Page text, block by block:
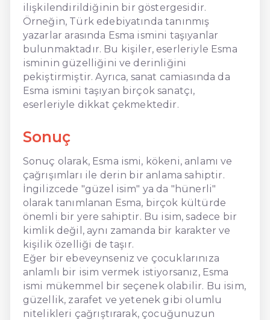
ilişkilendirildiğinin bir göstergesidir.
Örneğin, Türk edebiyatında tanınmış
yazarlar arasında Esma ismini taşıyanlar
bulunmaktadır. Bu kişiler, eserleriyle Esma
isminin güzelliğini ve derinliğini
pekiştirmiştir. Ayrıca, sanat camiasında da
Esma ismini taşıyan birçok sanatçı,
eserleriyle dikkat çekmektedir.
Sonuç
Sonuç olarak, Esma ismi, kökeni, anlamı ve
çağrışımları ile derin bir anlama sahiptir.
İngilizcede "güzel isim" ya da "hünerli"
olarak tanımlanan Esma, birçok kültürde
önemli bir yere sahiptir. Bu isim, sadece bir
kimlik değil, aynı zamanda bir karakter ve
kişilik özelliği de taşır.
Eğer bir ebeveynseniz ve çocuklarınıza
anlamlı bir isim vermek istiyorsanız, Esma
ismi mükemmel bir seçenek olabilir. Bu isim,
güzellik, zarafet ve yetenek gibi olumlu
nitelikleri çağrıştırarak, çocuğunuzun